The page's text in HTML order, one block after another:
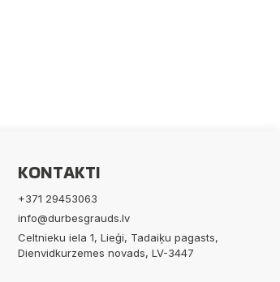
KONTAKTI
+371 29453063
info@durbesgrauds.lv
Celtnieku iela 1, Lieģi, Tadaiķu pagasts,
Dienvidkurzemes novads, LV-3447